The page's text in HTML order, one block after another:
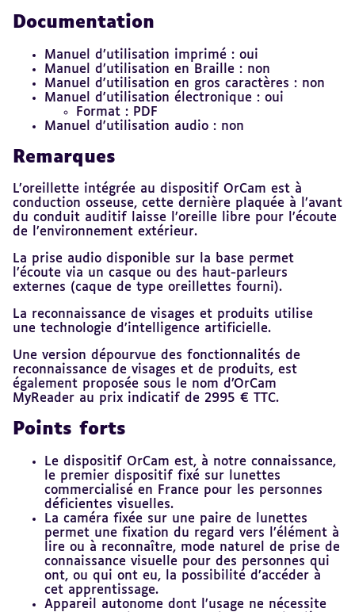
Documentation
Manuel d’utilisation imprimé : oui
Manuel d’utilisation en Braille : non
Manuel d'utilisation en gros caractères : non
Manuel d'utilisation électronique : oui
Format : PDF
Manuel d'utilisation audio : non
Remarques
L’oreillette intégrée au dispositif OrCam est à
conduction osseuse, cette dernière plaquée à l’avant
du conduit auditif laisse l’oreille libre pour l’écoute
de l’environnement extérieur.
La prise audio disponible sur la base permet
l’écoute via un casque ou des haut-parleurs
externes (caque de type oreillettes fourni).
La reconnaissance de visages et produits utilise
une technologie d’intelligence artificielle.
Une version dépourvue des fonctionnalités de
reconnaissance de visages et de produits, est
également proposée sous le nom d’OrCam
MyReader au prix indicatif de 2995 € TTC.
Points forts
Le dispositif OrCam est, à notre connaissance,
le premier dispositif fixé sur lunettes
commercialisé en France pour les personnes
déficientes visuelles.
La caméra fixée sur une paire de lunettes
permet une fixation du regard vers l’élément à
lire ou à reconnaître, mode naturel de prise de
connaissance visuelle pour des personnes qui
ont, ou qui ont eu, la possibilité d’accéder à
cet apprentissage.
Appareil autonome dont l’usage ne nécessite